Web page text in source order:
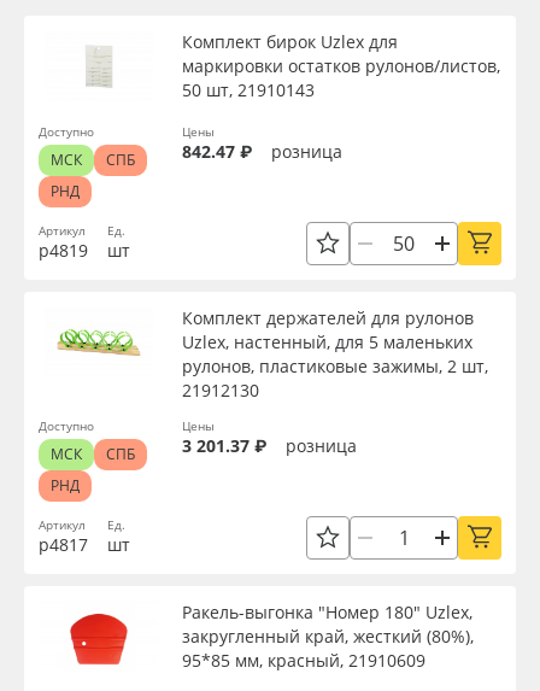
Артикул
р4819
Комплект бирок Uzlex для
маркировки остатков рулонов/листов,
50 шт, 21910143
Ед.
шт
Цены
842.47 ₽ розница
Доступно
МСК
СПБ
РНД
Артикул
р4817
Комплект держателей для рулонов
Uzlex, настенный, для 5 маленьких
рулонов, пластиковые зажимы, 2 шт,
21912130
Ед.
шт
Цены
3 201.37 ₽ розница
Доступно
МСК
СПБ
РНД
Ракель-выгонка "Номер 180" Uzlex,
закругленный край, жесткий (80%),
95*85 мм, красный, 21910609